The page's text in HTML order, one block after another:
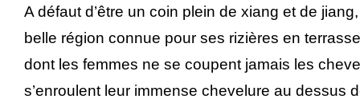
A défaut d’être un coin plein de xiang et de
belle région connue pour ses rizières en
dont les femmes ne se coupent jamais les
s’enroulent leur immense chevelure au dessus